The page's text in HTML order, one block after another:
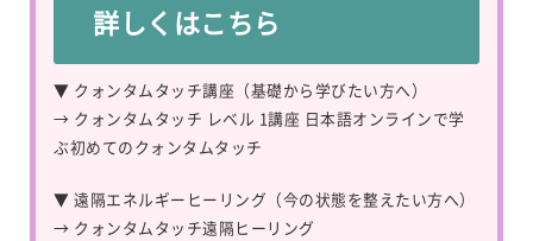
詳しくはこちら
▼ クォンタムタッチ講座（基礎から学びたい方へ）
→ クォンタムタッチ レベル 1講座 日本語オンラインで学
ぶ初めてのクォンタムタッチ
▼ 遠隔エネルギーヒーリング（今の状態を整えたい方へ）
→ クォンタムタッチ遠隔ヒーリング